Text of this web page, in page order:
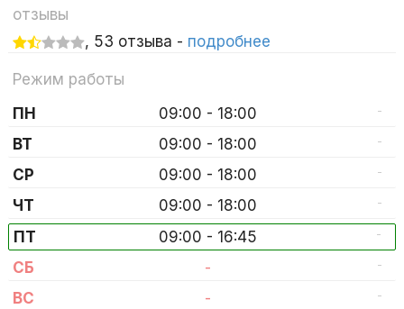
отзывы
, 53 отзыва - подробнее
Режим работы
ПН
09:00 - 18:00 -
ВТ 09:00 - 18:00 -
СР 09:00 - 18:00 -
ЧТ 09:00 - 18:00 -
ПТ 09:00 - 16:45 -
СБ - -
ВС - -